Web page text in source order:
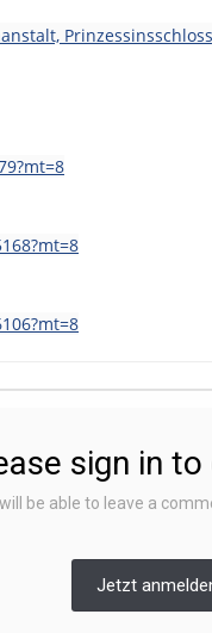
sign in
be able to leave a
Jetzt